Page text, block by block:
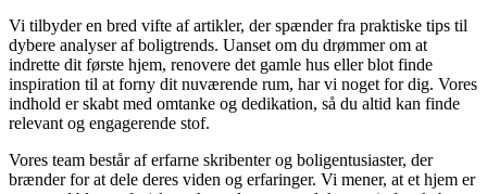
Vi tilbyder en bred vifte af artikler, der spænder fra praktiske tips til
dybere analyser af boligtrends. Uanset om du drømmer om at
indrette dit første hjem, renovere det gamle hus eller blot finde
inspiration til at forny dit nuværende rum, har vi noget for dig. Vores
indhold er skabt med omtanke og dedikation, så du altid kan finde
relevant og engagerende stof.
Vores team består af erfarne skribenter og boligentusiaster, der
brænder for at dele deres viden og erfaringer. Vi mener, at et hjem er